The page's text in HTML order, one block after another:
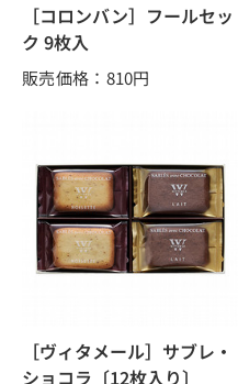
［コロンバン］フールセッ
ク 9枚入
販売価格：810円
［ヴィタメール］サブレ・
ショコラ〔12枚入り〕